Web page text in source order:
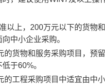
以上，200万元以下的货物
中小企业采购。
的货物和服务采购项目，预
于60%。
的工程采购项目中适宜由中